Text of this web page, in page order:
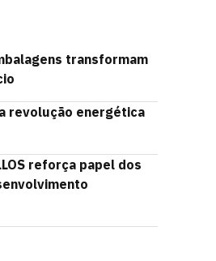
transformam
revolução energética
reforça papel dos